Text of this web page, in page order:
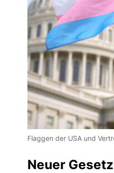
Flaggen der USA und
Neuer